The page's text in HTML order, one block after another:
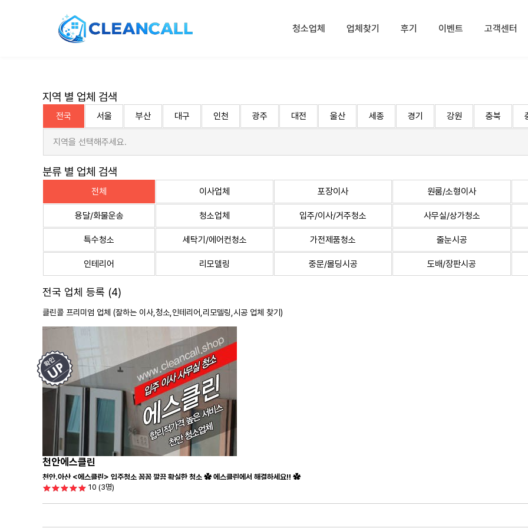
청소업체 업체찾기 후기 이벤트 고객센터
지역 별 업체 검색
전국 서울 부산 대구 인천 광주 대전 울산 세종 경기 강원 충북
지역을 선택해주세요.
분류 별 업체 검색
전체 이사업체 포장이사 원룸/소형이사
용달/화물운송 청소업체 입주/이사/거주청소 사무실/상가청소
특수청소 세탁기/에어컨청소 가전제품청소 줄눈시공
인테리어 리모델링 중문/몰딩시공 도배/장판시공
전국 업체 등록 (4)
클린콜 프리미엄 업체 (잘하는 이사, 청소 ,인테리어,리모델링,시공 업체 찾기)
천안에스클린
천안.아산 <에스클린> 입주청소 꼼꼼 깔끔 확실한 청소 ✿ 에스클린에서 해결하세요!! ✿
10 (3명)